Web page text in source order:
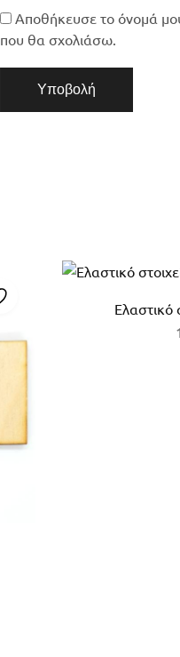
Αποθήκευσε το όνομά
που θα σχολιάσω.
Ελαστικό